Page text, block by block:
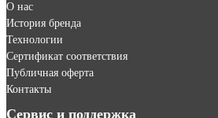
О нас
История бренда
Технологии
Сертификат соответствия
Публичная оферта
Контакты
Сервис и поддержка